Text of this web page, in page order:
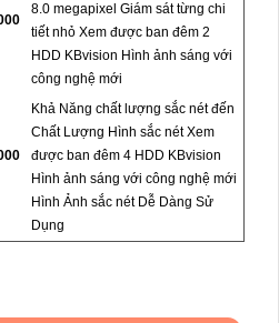
8.0 megapixel Giám sát từng chi
tiết nhỏ Xem được ban đêm 2
HDD KBvision Hình ảnh sáng với
công nghệ mới
Khả Năng chất lượng sắc nét đến
Chất Lượng Hình sắc nét Xem
được ban đêm 4 HDD KBvision
Hình ảnh sáng với công nghệ mới
Hình Ảnh sắc nét Dễ Dàng Sử
Dụng